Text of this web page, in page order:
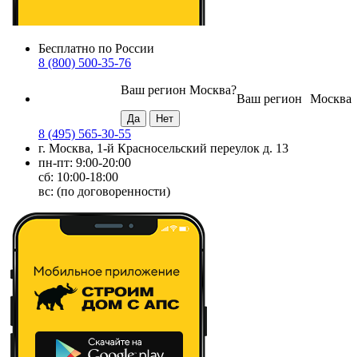
Бесплатно по России
8 (800) 500-35-76
Москва
Ваш регион
Ваш регион Москва?
8 (495) 565-30-55
г. Москва, 1-й Красносельский переулок д. 13
пн-пт: 9:00-20:00
сб: 10:00-18:00
вс: (по договоренности)